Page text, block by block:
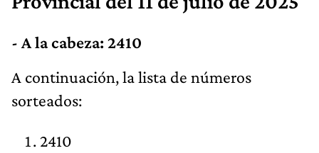
- A la cabeza: 2410
​A continuación, la lista de números
sorteados:
2410